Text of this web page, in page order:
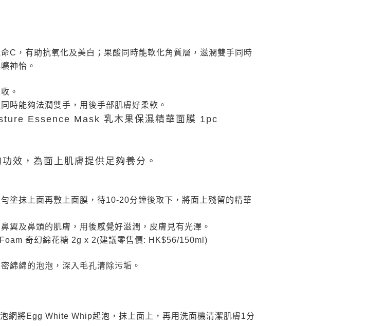
C，有助抗氧化及美白；果酸同時能軟化角質層，滋潤雙手同時
神怡。
。
時能夠法潤雙手，用後手部肌膚好柔軟。
Essence Mask 乳木果保濕精華面膜 1pc
效，為面上肌膚提供足夠養分。
塗抹上面再敷上面膜，待10-20分鐘後取下，將面上殘留的精華
翼及鼻頭的肌膚，用後感覺好滋潤，皮膚見有光澤。
奇幻綿花糖 2g x 2(建議零售價: HK$56/150ml)
綿綿的泡泡，深入毛孔清除污垢。
網將Egg White Whip起泡，抹上面上，再用洗面機清潔肌膚1分